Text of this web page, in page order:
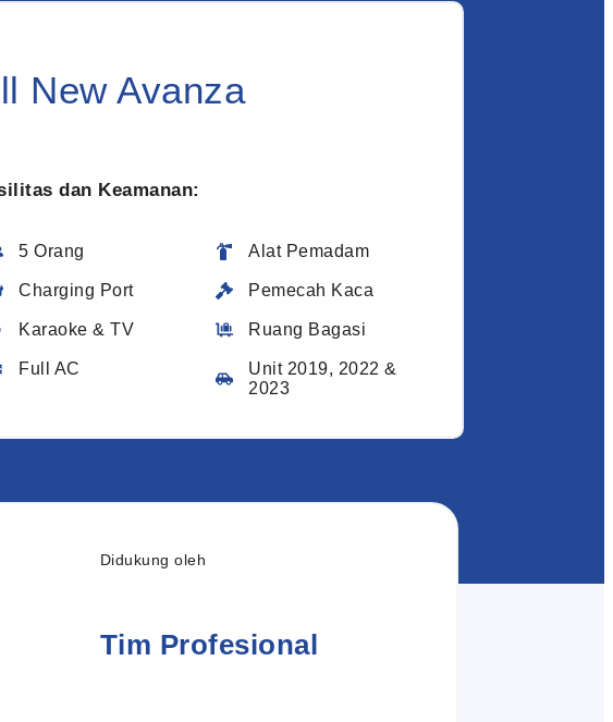
New Avanza
dan Keamanan:
5 Orang
Charging Port
Karaoke & TV
Full AC
Alat Pemadam
Pemecah Kaca
Ruang Bagasi
Unit 2019, 2022 &
2023
Didukung oleh
Tim Profesional